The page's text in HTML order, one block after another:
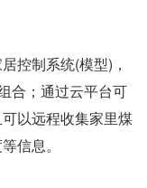
控制系统(模型)，
合；通过云平台可
以远程收集家里煤
信息。